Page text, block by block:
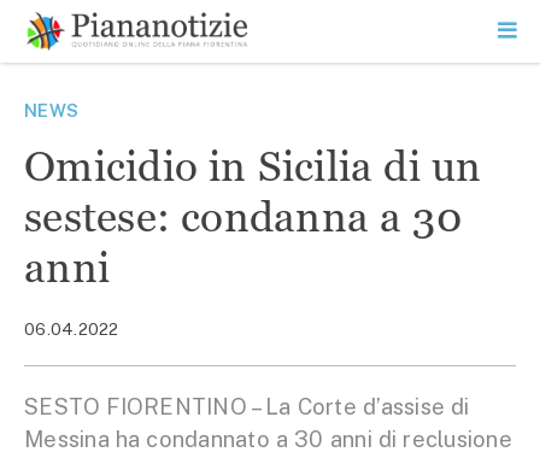
contenuto
SEARCH
NEWS
Omicidio in Sicilia di un
sestese: condanna a 30
anni
06.04.2022
SESTO FIORENTINO – La Corte d’assise di
Messina ha condannato a 30 anni di reclusione